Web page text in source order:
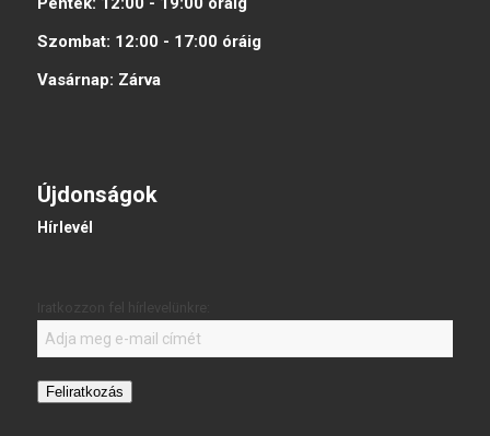
Szombat: 12:00 - 17:00 óráig
Vasárnap: Zárva
Újdonságok
Hírlevél
Feliratkozás